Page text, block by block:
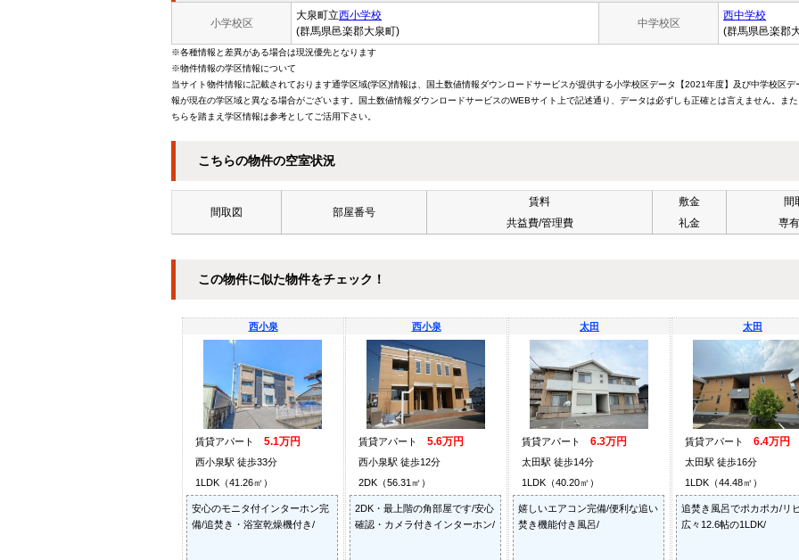
小学校区
大泉町立西小学校
(群馬県邑楽郡大泉町)
中学校区
西中学校
(群馬県邑楽郡
※各種情報と差異がある場合は現況優先となります
※物件情報の学区情報について
当サイト物件情報に記載されております通学区域(学区)情報は、国土数値情報ダウンロードサービスが提供する小学校区データ【2021年度】及び中学校区
報が現在の学区域と異なる場合がございます。国土数値情報ダウンロードサービスのWEBサイト上で記述通り、データは必ずしも正確とは言えません。ま
ちらを踏まえ学区情報は参考としてご活用下さい。
こちらの物件の空室状況
間取図 部屋番号
賃料
共益費/管理費
敷金
礼金
間
専
この物件に似た物件をチェック！
西小泉
賃貸アパート 5.1万円
西小泉駅 徒歩33分
1LDK（41.26㎡）
安心のモニタ付インターホン完
備/追焚き・浴室乾燥機付き/
西小泉
賃貸アパート 5.6万円
西小泉駅 徒歩12分
2DK（56.31㎡）
2DK・最上階の角部屋です/安心
確認・カメラ付きインターホン/
太田
賃貸アパート 6.3万円
太田駅 徒歩14分
1LDK（40.20㎡）
嬉しいエアコン完備/便利な追い
焚き機能付き風呂/
太田
賃貸アパート 6.4万円
太田駅 徒歩16分
1LDK（44.48㎡）
追焚き風呂でポカポカ/リ
広々12.6帖の1LDK/